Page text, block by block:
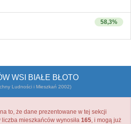
58,3%
WSI BIAŁE BŁOTO
Ludności i Mieszkań 2002)
to, że dane prezentowane w tej sekcji
liczba mieszkańców wynosiła 165, i mogą już